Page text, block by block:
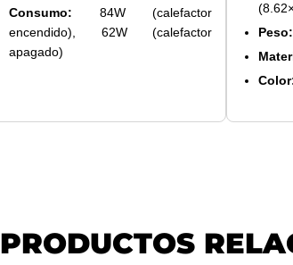
Consumo: 84W (calefactor
encendido), 62W (calefactor
apagado)
Peso:
PRODUCTOS